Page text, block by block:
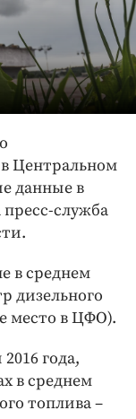
Центральном
данные в
служба
в среднем
дизельного
место в ЦФО).
года,
в среднем
топлива –